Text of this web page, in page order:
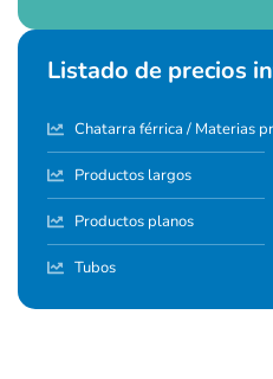
Listado de precios
Chatarra férrica / Materias
Productos largos
Productos planos
Tubos